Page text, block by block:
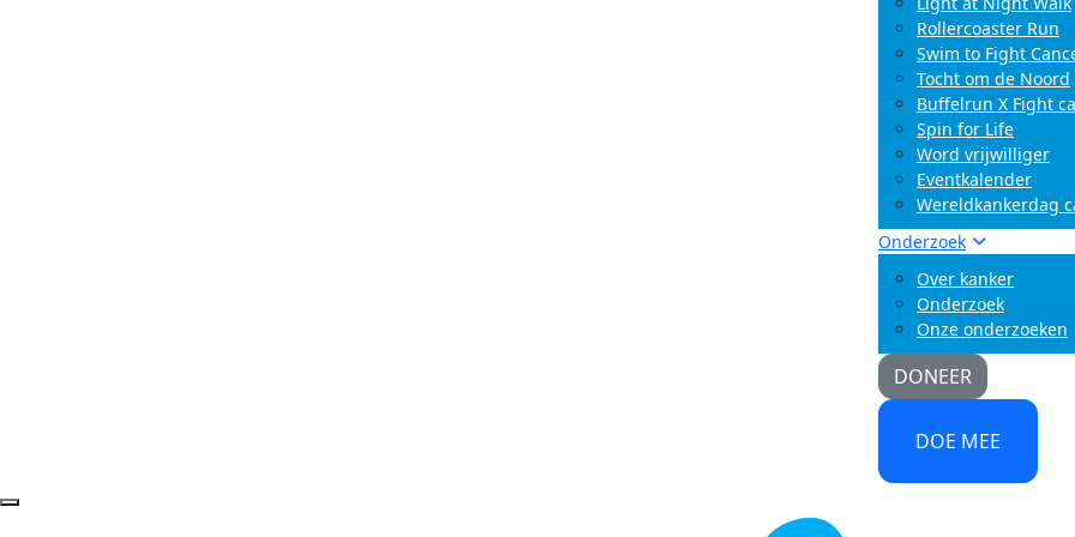
Rollercoaster Run
Swim to Fight
Tocht om de Noord
Buffelrun X Fight
Spin for Life
Word vrijwilliger
Eventkalender
Wereldkankerdag
Onderzoek
Over kanker
Onderzoek
Onze onderzoeken
DONEER
DOE MEE